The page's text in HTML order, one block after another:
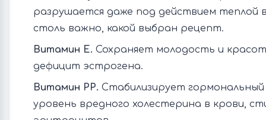
разрушается даже под действием теплой
столь важно, какой выбран рецепт.
Витамин Е. Сохраняет молодость и
дефицит эстрогена.
Витамин РР. Стабилизирует
уровень вредного холестерина в крови,